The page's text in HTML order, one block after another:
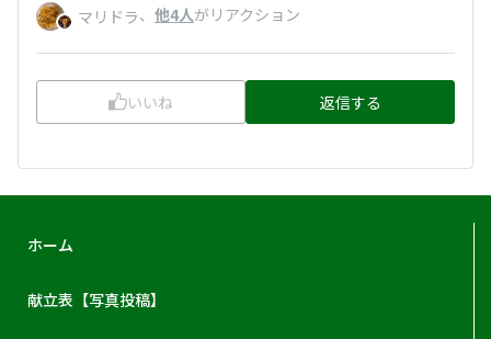
マリドラ、 他4人がリアクション
いいね 返信する
ホーム
献立表【写真投稿】